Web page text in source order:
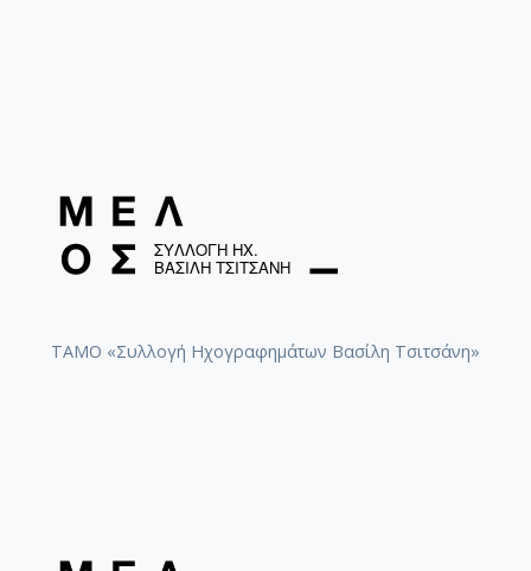
ΤΑΜΟ «Συλλογή Ηχογραφημάτων Βασίλη Τσιτσάνη»